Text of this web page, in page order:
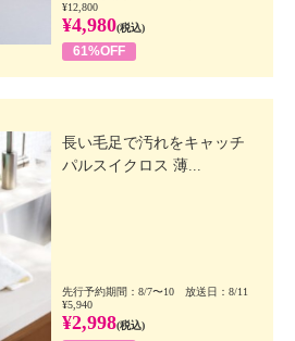
¥12,800
¥4,980(税込)
61%OFF
長い毛足で汚れをキャッチ
パルスイクロス 薄...
先行予約期間：8/7〜10 放送日：8/11
¥5,940
¥2,998(税込)